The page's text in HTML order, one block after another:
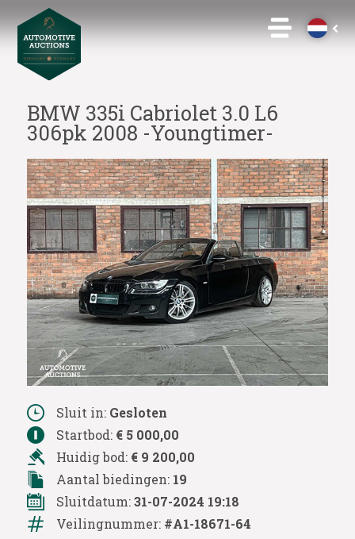
BMW 335i Cabriolet 3.0 L6
306pk 2008 -Youngtimer-
Sluit in: Gesloten
Startbod: € 5 000,00
Huidig bod: € 9 200,00
Aantal biedingen: 19
Sluitdatum:31-07-2024 19:18
Veilingnummer: #A1-18671-64